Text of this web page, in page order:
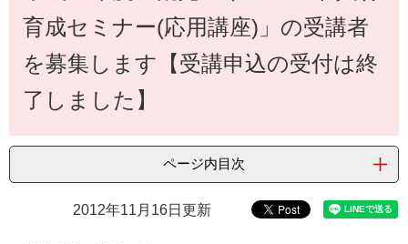
研究者の皆さま
教職員の皆さま
English
中文簡体 中文繁体 한국어 日本語
g
l
入試情報
育成セミナー(応用講座)」の受講者
を募集します【受講申込の受付は終
了しました】
ページ内目次
2012年11月16日更新